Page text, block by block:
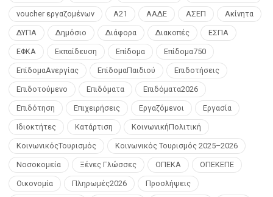
voucher εργαζομένων Α21 ΑΑΔΕ ΑΣΕΠ Ακίνητα
ΔΥΠΑ Δημόσιο Διάφορα Διακοπές ΕΣΠΑ
ΕΦΚΑ Εκπαίδευση Επίδομα Επίδομα750
ΕπίδομαΑνεργίας ΕπίδομαΠαιδιού Επιδοτήσεις
Επιδοτούμενο Επιδόματα Επιδόματα2026
Επιδότηση Επιχειρήσεις Εργαζόμενοι Εργασία
Ιδιοκτήτες Κατάρτιση ΚοινωνικήΠολιτική
ΚοινωνικόςΤουρισμός Κοινωνικός Τουρισμός 2025–2026
Νοσοκομεία Ξένες Γλώσσες ΟΠΕΚΑ ΟΠΕΚΕΠΕ
Οικονομία Πληρωμές2026 Προσλήψεις